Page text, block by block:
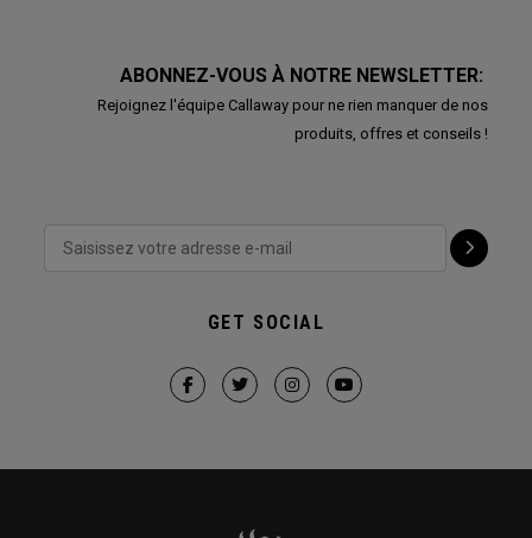
ABONNEZ-VOUS À NOTRE NEWSLETTER:
Rejoignez l'équipe Callaway pour ne rien manquer de nos
produits, offres et conseils !
GET SOCIAL